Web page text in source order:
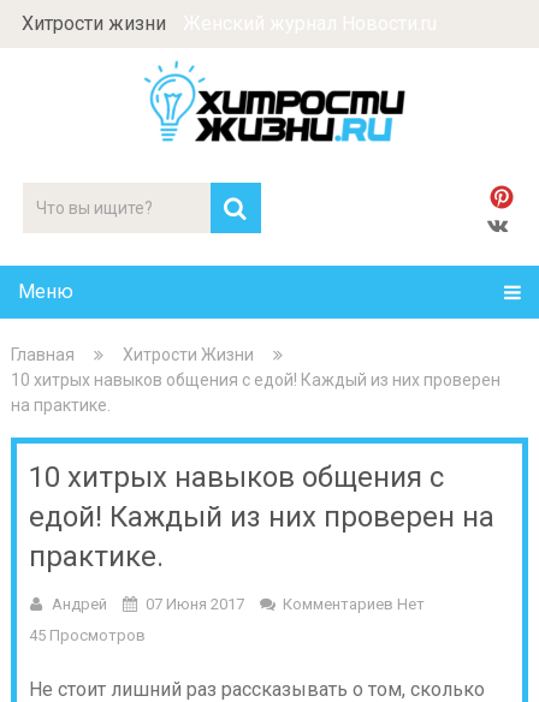
Хитрости жизни
Меню
Главная
Хитрости Жизни
10 хитрых навыков общения с едой! Каждый из них проверен
на практике.
10 хитрых навыков общения с
едой! Каждый из них проверен на
практике.
Андрей 07 Июня 2017
Комментариев Нет
45 Просмотров
Не стоит лишний раз рассказывать о том, сколько